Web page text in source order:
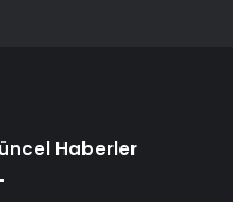
Haberler